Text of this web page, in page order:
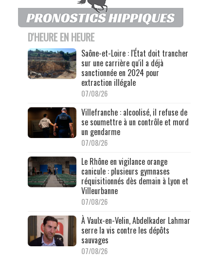
D'HEURE EN HEURE
Saône-et-Loire : l'État doit trancher
sur une carrière qu'il a déjà
sanctionnée en 2024 pour
extraction illégale
07/08/26
Villefranche : alcoolisé, il refuse de
se soumettre à un contrôle et mord
un gendarme
07/08/26
Le Rhône en vigilance orange
canicule : plusieurs gymnases
réquisitionnés dès demain à Lyon et
Villeurbanne
07/08/26
À Vaulx-en-Velin, Abdelkader Lahmar
serre la vis contre les dépôts
sauvages
07/08/26